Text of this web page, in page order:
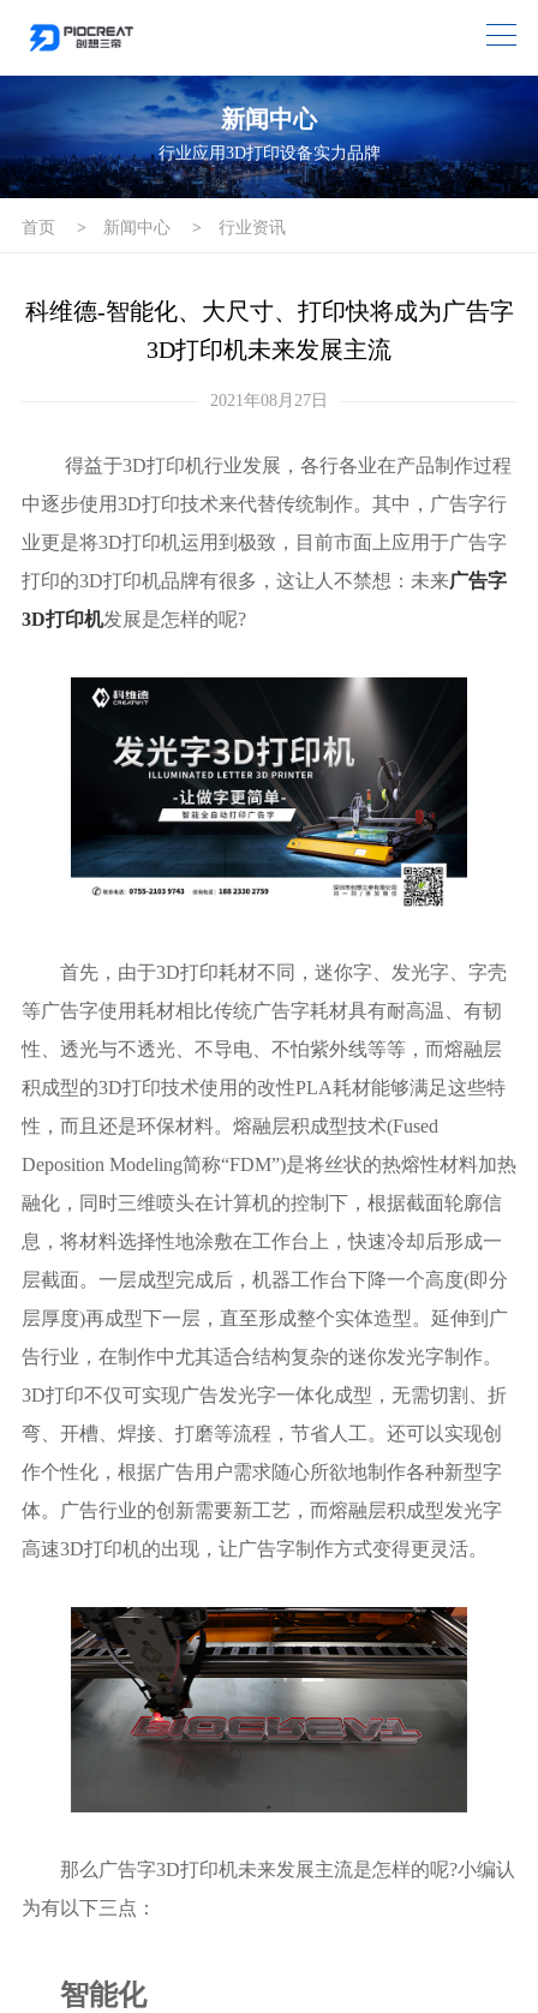
新闻中心
行业应用3D打印设备实力品牌
首页 > 新闻中心 > 行业资讯
科维德-智能化、大尺寸、打印快将成为广告字
3D打印机未来发展主流
2021年08月27日
得益于3D打印机行业发展，各行各业在产品制作过程
中逐步使用3D打印技术来代替传统制作。其中，广告字行
业更是将3D打印机运用到极致，目前市面上应用于广告字
打印的3D打印机品牌有很多，这让人不禁想：未来广告字
3D打印机发展是怎样的呢?
首先，由于3D打印耗材不同，迷你字、发光字、字壳
等广告字使用耗材相比传统广告字耗材具有耐高温、有韧
性、透光与不透光、不导电、不怕紫外线等等，而熔融层
积成型的3D打印技术使用的改性PLA耗材能够满足这些特
性，而且还是环保材料。熔融层积成型技术(Fused
Deposition Modeling简称“FDM”)是将丝状的热熔性材料加热
融化，同时三维喷头在计算机的控制下，根据截面轮廓信
息，将材料选择性地涂敷在工作台上，快速冷却后形成一
层截面。一层成型完成后，机器工作台下降一个高度(即分
层厚度)再成型下一层，直至形成整个实体造型。延伸到广
告行业，在制作中尤其适合结构复杂的迷你发光字制作。
3D打印不仅可实现广告发光字一体化成型，无需切割、折
弯、开槽、焊接、打磨等流程，节省人工。还可以实现创
作个性化，根据广告用户需求随心所欲地制作各种新型字
体。广告行业的创新需要新工艺，而熔融层积成型发光字
高速3D打印机的出现，让广告字制作方式变得更灵活。
那么广告字3D打印机未来发展主流是怎样的呢?小编认
为有以下三点：
智能化